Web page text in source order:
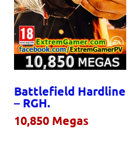
Battlefield Hardline
– RGH.
10,850 Megas